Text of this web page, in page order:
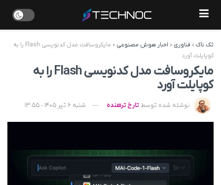
تک ناک» فناوری » اخبار هوش مصنوعی »
مایکروسافت مدل کدنویسی Flash را به
کوپایلت آورد
مایکروسافت مدل کدنویسی Flash را به
کوپایلت آورد
نوشته شده توسط تارخ ترهنده شنبه 6 تیر 1405 - 13:55